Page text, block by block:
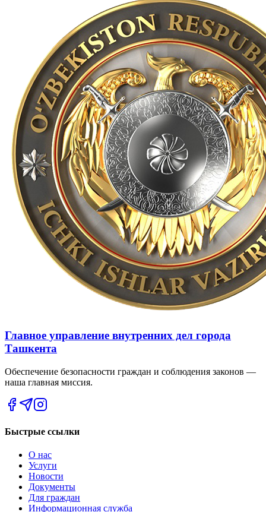
Главное управление внутренних дел города
Ташкента
Обеспечение безопасности граждан и соблюдения законов —
наша главная миссия.
Быстрые ссылки
О нас
Услуги
Новости
Документы
Для граждан
Информационная служба